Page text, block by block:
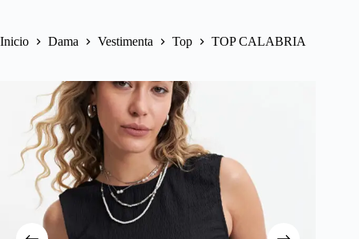
Inicio Dama Vestimenta Top TOP CALABRIA